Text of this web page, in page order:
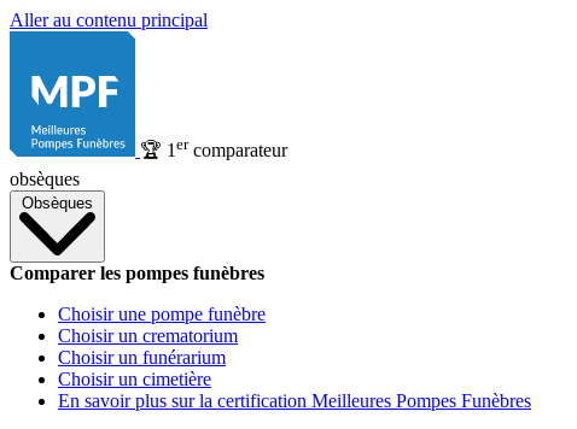
Aller au contenu principal
🏆 1 ercomparateur
obsèques
Obsèques
Comparer les pompes funèbres
Choisir une pompe funèbre
Choisir un crematorium
Choisir un funérarium
Choisir un cimetière
En savoir plus sur la certification Meilleures Pompes Funèbres